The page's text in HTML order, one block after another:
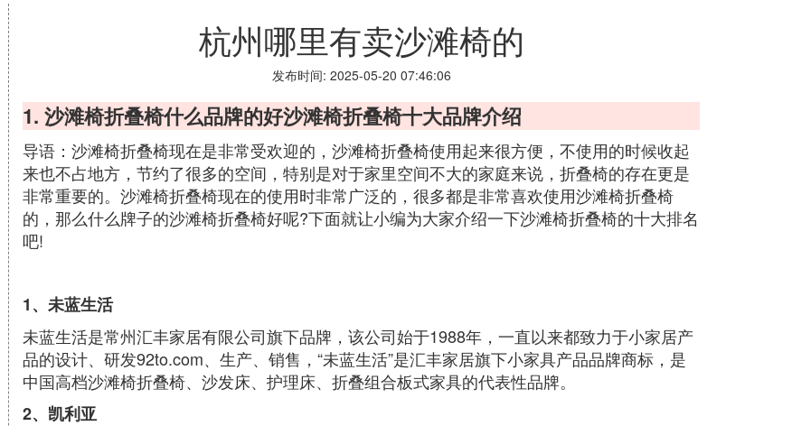
杭州哪里有卖沙滩椅的
发布时间: 2025-05-20 07:46:06
1. 沙滩椅折叠椅什么品牌的好沙滩椅折叠椅十大品牌介绍
导语：沙滩椅折叠椅现在是非常受欢迎的，沙滩椅折叠椅使用起来很方便，不使用的时候收起
来也不占地方，节约了很多的空间，特别是对于家里空间不大的家庭来说，折叠椅的存在更是
非常重要的。沙滩椅折叠椅现在的使用时非常广泛的，很多都是非常喜欢使用沙滩椅折叠椅
的，那么什么牌子的沙滩椅折叠椅好呢?下面就让小编为大家介绍一下沙滩椅折叠椅的十大排名
吧!
1、未蓝生活
未蓝生活是常州汇丰家居有限公司旗下品牌，该公司始于1988年，一直以来都致力于小家居产
品的设计、研发92to.com、生产、销售，“未蓝生活”是汇丰家居旗下小家具产品品牌商标，是
中国高档沙滩椅折叠椅、沙发床、护理床、折叠组合板式家具的代表性品牌。
2、凯利亚